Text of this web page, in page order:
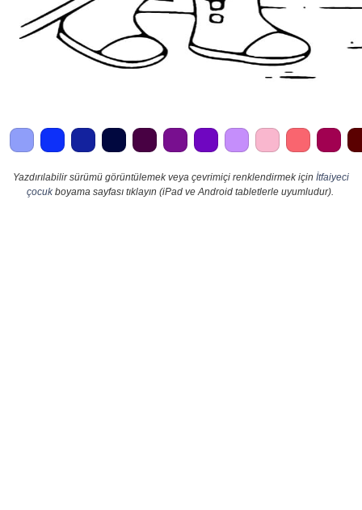
Yazdırılabilir sürümü görüntülemek veya çevrimiçi renklendirmek için İtfaiyeci
çocukboyama sayfası tıklayın (iPad ve Android tabletlerle uyumludur).